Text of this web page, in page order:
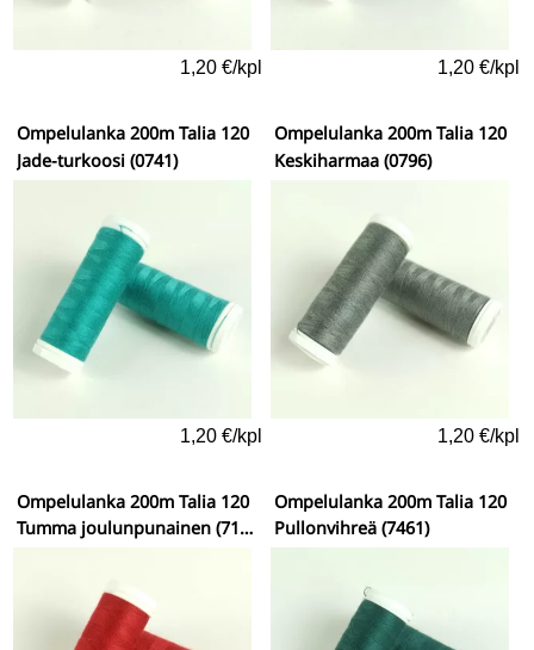
1,20 €/kpl 1,20 €/kpl
Ompelulanka 200m Talia 120
Jade-turkoosi (0741)
1,20 €/kpl
Ompelulanka 200m Talia 120
Keskiharmaa (0796)
1,20 €/kpl
Ompelulanka 200m Talia 120
Tumma joulunpunainen (7131)
Ompelulanka 200m Talia 120
Pullonvihreä (7461)